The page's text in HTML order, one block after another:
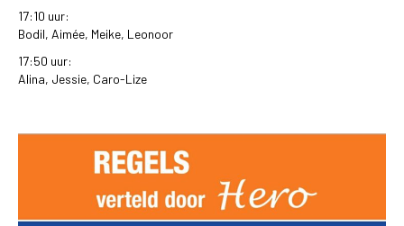
17:10 uur:
Bodil, Aimée, Meike, Leonoor
17:50 uur:
Alina, Jessie, Caro-Lize